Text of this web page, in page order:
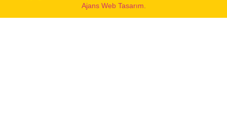
Ajans Web Tasarım.